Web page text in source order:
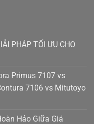
PHÁP TỐI ƯU CHO
Primus 7107 vs
7106 vs Mitutoyo
Hảo Giữa Giá